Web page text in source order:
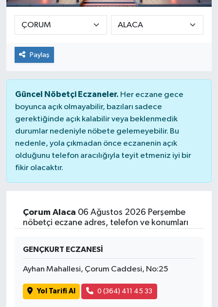
Paylaş
Güncel Nöbetçi Eczaneler. Her eczane gece
boyunca açık olmayabilir, bazıları sadece
gerektiğinde açık kalabilir veya beklenmedik
durumlar nedeniyle nöbete gelemeyebilir. Bu
nedenle, yola çıkmadan önce eczanenin açık
olduğunu telefon aracılığıyla teyit etmeniz iyi bir
fikir olacaktır.
Çorum Alaca 06 Ağustos 2026 Perşembe
nöbetçi eczane adres, telefon ve konumları
GENÇKURT ECZANESİ
Ayhan Mahallesi, Çorum Caddesi, No:25
Yol Tarifi Al 0 (364) 411 45 33